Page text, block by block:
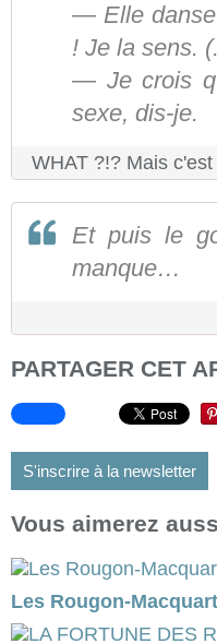
— Elle
! Je la sens.
— Je crois
sexe, dis-je.
WHAT ?!? Mais
Et puis le
manque…
PARTAGER CET
S'inscrire à la newsletter
Vous aimerez
Les Rougon-